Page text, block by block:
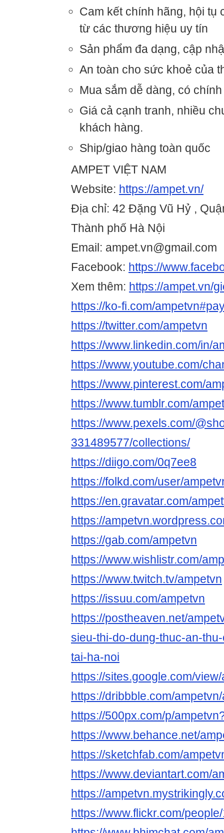
Cam kết chính hãng, hội tụ
từ các thương hiệu uy tín
Sản phẩm đa dạng, cập
An toàn cho sức khoẻ của
Mua sắm dễ dàng, có
Giá cả cạnh tranh, nhiều
khách hàng.
Ship/giao hàng toàn quốc
AMPET VIỆT NAM
Website: https://ampet.vn/
Địa chỉ: 42 Đặng Vũ Hỷ ,
Thành phố Hà Nội
Email: ampet.vn@gmail.com
Facebook: https://
Xem thêm: https://ampet.vn/
https://ko-fi.com/
https://twitter.com/ampetvn
https://www.linkedin.com/in/
https://www.youtube.com/
https://www.pinterest.com/
https://www.tumblr.com/
https://www.pexels.com/
331489577/collections/
https://diigo.com/0q7ee8
https://folkd.com/user/
https://en.gravatar.com/
https://
https://gab.com/ampetvn
https://www.wishlistr.com/
https://www.twitch.tv/ampetvn
https://issuu.com/ampetvn
https://postheaven.net/
sieu-thi-do-dung-thuc-an-
tai-ha-noi
https://sites.google.com/
https://dribbble.com/
https://500px.com/p/
https://www.behance.net/
https://sketchfab.com/
https://www.deviantart.com/
https://
https://www.flickr.com/